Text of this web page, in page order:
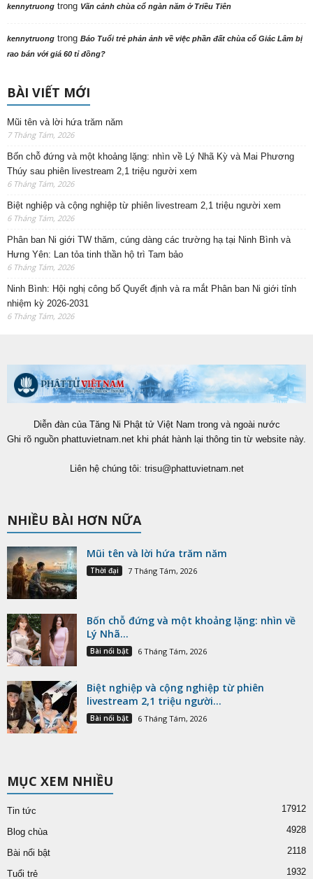
kennytruong trong Vãn cảnh chùa cổ ngàn năm ở Triều Tiên
kennytruong trong Báo Tuổi trẻ phản ảnh về việc phần đất chùa cổ Giác Lâm bị
rao bán với giá 60 tỉ đồng?
BÀI VIẾT MỚI
Mũi tên và lời hứa trăm năm
7 Tháng Tám, 2026
Bốn chỗ đứng và một khoảng lặng: nhìn về Lý Nhã Kỳ và Mai Phương
Thúy sau phiên livestream 2,1 triệu người xem
6 Tháng Tám, 2026
Biệt nghiệp và cộng nghiệp từ phiên livestream 2,1 triệu người xem
6 Tháng Tám, 2026
Phân ban Ni giới TW thăm, cúng dàng các trường hạ tại Ninh Bình và
Hưng Yên: Lan tỏa tinh thần hộ trì Tam bảo
6 Tháng Tám, 2026
Ninh Bình: Hội nghị công bố Quyết định và ra mắt Phân ban Ni giới tỉnh
nhiệm kỳ 2026-2031
6 Tháng Tám, 2026
Diễn đàn của Tăng Ni Phật tử Việt Nam trong và ngoài nước
Ghi rõ nguồn phattuvietnam.net khi phát hành lại thông tin từ website này.
Liên hệ chúng tôi: trisu@phattuvietnam.net
NHIỀU BÀI HƠN NỮA
Mũi tên và lời hứa trăm năm
Thời đại 7 Tháng Tám, 2026
Bốn chỗ đứng và một khoảng lặng: nhìn về
Lý Nhã...
Bài nổi bật 6 Tháng Tám, 2026
Biệt nghiệp và cộng nghiệp từ phiên
livestream 2,1 triệu người...
Bài nổi bật 6 Tháng Tám, 2026
MỤC XEM NHIỀU
Tin tức 17912
Blog chùa 4928
Bài nổi bật 2118
Tuổi trẻ 1932